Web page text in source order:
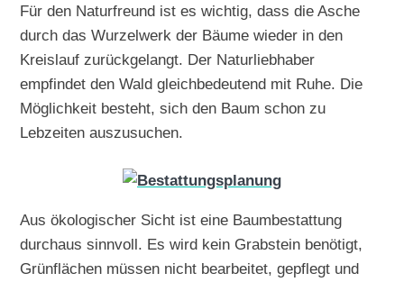
Für den Naturfreund ist es wichtig, dass die Asche
durch das Wurzelwerk der Bäume wieder in den
Kreislauf zurückgelangt. Der Naturliebhaber
empfindet den Wald gleichbedeutend mit Ruhe. Die
Möglichkeit besteht, sich den Baum schon zu
Lebzeiten auszusuchen.
Aus ökologischer Sicht ist eine Baumbestattung
durchaus sinnvoll. Es wird kein Grabstein benötigt,
Grünflächen müssen nicht bearbeitet, gepflegt und